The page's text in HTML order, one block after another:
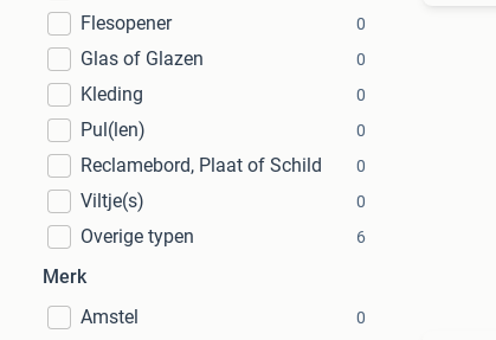
Flesopener 0
Glas of Glazen 0
Kleding 0
Pul(len) 0
Reclamebord, Plaat of Schild 0
Viltje(s) 0
Overige typen 6
Merk
Amstel
0